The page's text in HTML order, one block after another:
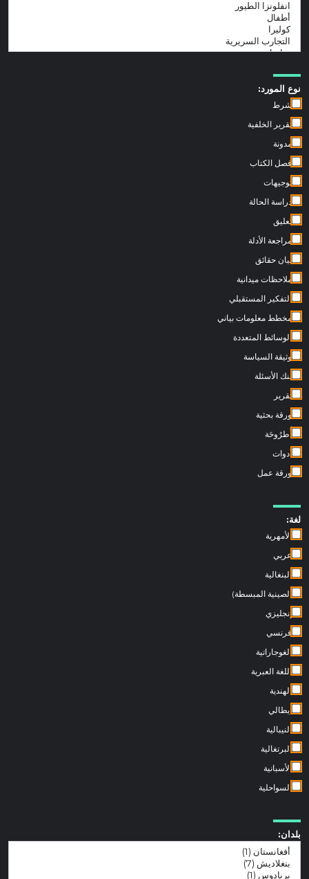
نوع المورد:
شرط
تقرير الخلفية
مدونة
فصل الكتاب
توجيهات
دراسة الحالة
تعليق
مراجعة الأدلة
بيان حقائق
ملاحظات ميدانية
التفكير المستقبلي
مخطط معلومات بياني
الوسائط المتعددة
وثيقة السياسة
بنك الأسئلة
تقرير
ورقة بحثية
أُطرُوحَة
أدوات
ورقة عمل
لغة:
الأمهرية
عربي
البنغالية
الصينية المبسطة)
إنجليزي
فرنسي
الغوجاراتية
اللغة العبرية
الهندية
ايطالي
النيبالية
البرتغالية
الأسبانية
السواحلية
بلدان: